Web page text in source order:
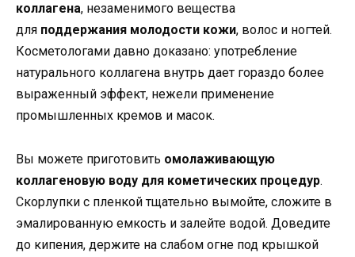
коллагена, незаменимого вещества
для поддержания молодости кожи, волос и ногтей.
Косметологами давно доказано: употребление
натурального коллагена внутрь дает гораздо более
выраженный эффект, нежели применение
промышленных кремов и масок.
Вы можете приготовить омолаживающую
коллагеновую воду для кометических процедур.
Скорлупки с пленкой тщательно вымойте, сложите в
эмалированную емкость и залейте водой. Доведите
до кипения, держите на слабом огне под крышкой